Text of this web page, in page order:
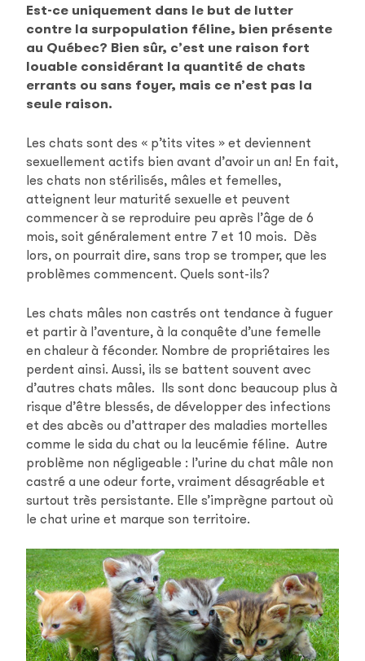
Est-ce uniquement dans le but de lutter
contre la surpopulation féline, bien présente
au Québec? Bien sûr, c’est une raison fort
louable considérant la quantité de chats
errants ou sans foyer, mais ce n’est pas la
seule raison.
Les chats sont des « p’tits vites » et deviennent
sexuellement actifs bien avant d’avoir un an! En fait,
les chats non stérilisés, mâles et femelles,
atteignent leur maturité sexuelle et peuvent
commencer à se reproduire peu après l’âge de 6
mois, soit généralement entre 7 et 10 mois. Dès
lors, on pourrait dire, sans trop se tromper, que les
problèmes commencent. Quels sont-ils?
Les chats mâles non castrés ont tendance à fuguer
et partir à l’aventure, à la conquête d’une femelle
en chaleur à féconder. Nombre de propriétaires les
perdent ainsi. Aussi, ils se battent souvent avec
d’autres chats mâles. Ils sont donc beaucoup plus à
risque d’être blessés, de développer des infections
et des abcès ou d’attraper des maladies mortelles
comme le sida du chat ou la leucémie féline. Autre
problème non négligeable : l’urine du chat mâle non
castré a une odeur forte, vraiment désagréable et
surtout très persistante. Elle s’imprègne partout où
le chat urine et marque son territoire.